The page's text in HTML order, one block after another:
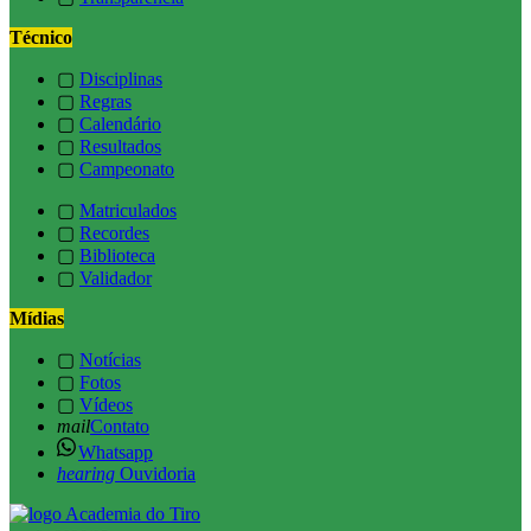
Técnico
▢ Disciplinas
▢ Regras
▢ Calendário
▢ Resultados
▢ Campeonato
▢ Matriculados
▢ Recordes
▢ Biblioteca
▢ Validador
Mídias
▢ Notícias
▢ Fotos
▢ Vídeos
mailContato
Whatsapp
hearing Ouvidoria